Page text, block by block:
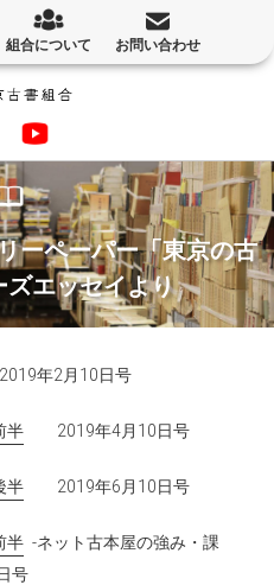
組合について お問い合わせ
ーペーパー「東京の古
エッセイより
年2月10日号
半 2019年4月10日号
半 2019年6月10日号
半 -ネット古本屋の強み・課
号